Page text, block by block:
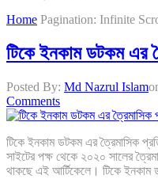
Home Pagination: Infinite
টিকে ইনকাম ডটকম এর
Posted By: Md Nazrul Islam
Comments
টিকে ইনকাম ডটকম এর ত্রৈমাসিক
সাইটের পক্ষ থেকে ২০২০ সালের
থাকছে এই আর্টিকেলে। টিকে ইনকাম